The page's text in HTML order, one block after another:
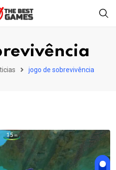
jogo de sobrevivência